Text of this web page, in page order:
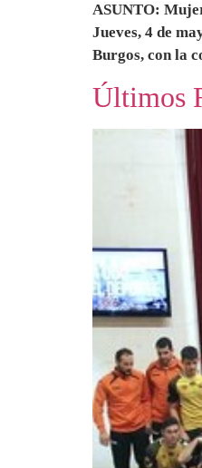
ASUNTO:
Jueves, 4 de
Burgos, con la
Últimos